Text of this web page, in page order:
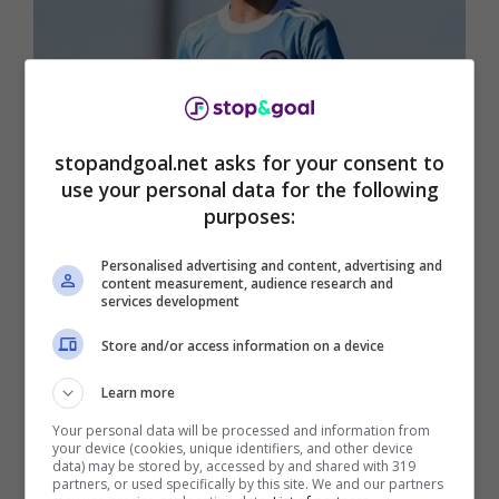
Affare Moncada Milan Croazia, che colpo – Twitter –
stopandgoal.net asks for your consent to
use your personal data for the following
purposes:
Personalised advertising and content, advertising and
content measurement, audience research and
services development
Store and/or access information on a device
Learn more
Your personal data will be processed and information from
your device (cookies, unique identifiers, and other device
data) may be stored by, accessed by and shared with 319
partners, or used specifically by this site. We and our partners